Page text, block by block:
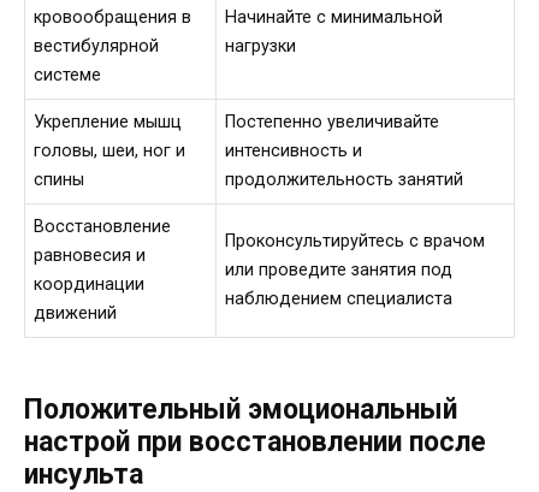
кровообращения в
вестибулярной
системе
Начинайте с минимальной
нагрузки
Укрепление мышц
головы, шеи, ног и
спины
Постепенно увеличивайте
интенсивность и
продолжительность занятий
Восстановление
равновесия и
координации
движений
Проконсультируйтесь с врачом
или проведите занятия под
наблюдением специалиста
Положительный эмоциональный
настрой при восстановлении после
инсульта